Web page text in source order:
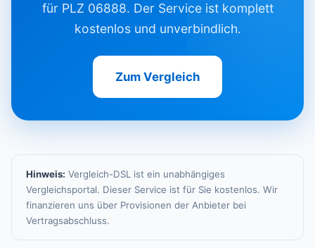
für PLZ 06888. Der Service ist komplett
kostenlos und unverbindlich.
Zum Vergleich
Hinweis: Vergleich-DSL ist ein unabhängiges
Vergleichsportal. Dieser Service ist für Sie kostenlos. Wir
finanzieren uns über Provisionen der Anbieter bei
Vertragsabschluss.